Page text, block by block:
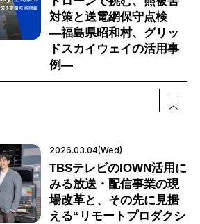
対策と送電網保守点検
―福島県昭和村、グリッ
ドスカイウェイの活用事
例―
2026.03.04(Wed)
TBSテレビのIOWN活用に
みる放送・配信事業の現
場改革と、その先に見据
える“リモートプロダクシ